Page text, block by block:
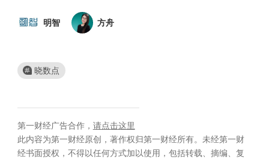
明智 方舟
晓数点
第一财经广告合作， 请点击这里
此内容为第一财经原创，著作权归第一财经所有。未经第一财
经书面授权，不得以任何方式加以使用，包括转载、摘编、复